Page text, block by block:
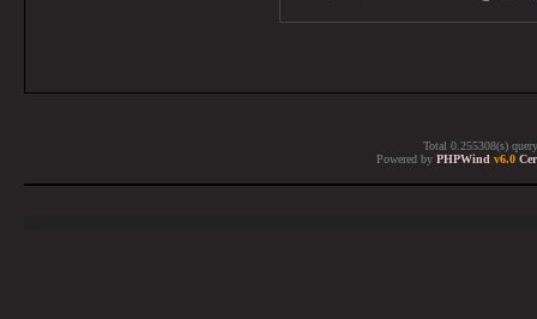
Total 0.255308(s)
Powered by PHPWind v6.0